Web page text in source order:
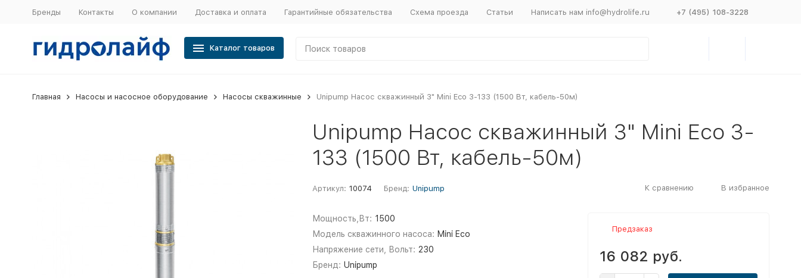
Бренды Контакты О компании Доставка и оплата Гарантийные обязательства Схема проезда Статьи Написать нам info@hydrolife.ru +7 (495) 108-3228
Каталог товаров
Главная Насосы и насосное оборудование Насосы скважинные Unipump Насос скважинный 3" Mini Eco 3-133 (1500 Вт, кабель-50м)
Unipump Насос скважинный 3" Mini Eco 3-
133 (1500 Вт, кабель-50м)
Артикул: 10074 Бренд: Unipump К сравнению В избранное
Мощность,Вт: 1500
Модель скважинного насоса: Mini Eco
Напряжение сети, Вольт: 230
Бренд: Unipump
Предзаказ
16 082 руб.